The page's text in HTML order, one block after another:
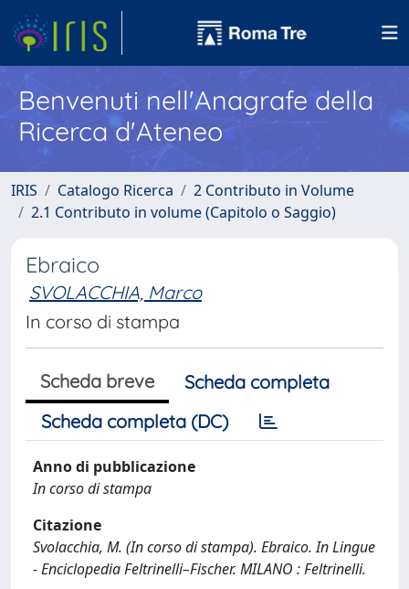
Benvenuti nell'Anagrafe della
Ricerca d'Ateneo
IRIS Catalogo Ricerca
2 Contributo in Volume
2.1 Contributo in volume (Capitolo o Saggio)
Ebraico
SVOLACCHIA, Marco
In corso di stampa
Scheda breve
Scheda completa
Scheda completa (DC)
Anno di pubblicazione
In corso di stampa
Citazione
Svolacchia, M. (In corso di stampa). Ebraico. In Lingue
- Enciclopedia Feltrinelli–Fischer. MILANO : Feltrinelli.